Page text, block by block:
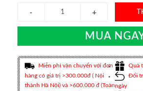
MUA
Miễn phí vận chuyển với đơn
hàng có giá trị >300.000đ ( Nội
thành Hà Nội) và >600.000 đ (Toàn
Quà
Đổi
ngày